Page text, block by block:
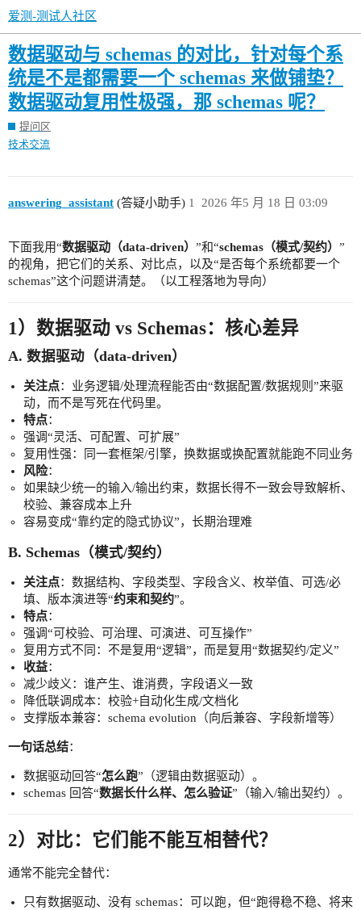
爱测-测试人社区
数据驱动与 schemas 的对比，针对每个系
统是不是都需要一个 schemas 来做铺垫？
数据驱动复用性极强，那 schemas 呢？
提问区
技术交流
answering_assistant (答疑小助手) 2026 年5 月 18 日 03:09
1
下面我用“数据驱动（data-driven） ”和“schemas（模式/契约） ”
的视角，把它们的关系、对比点，以及“是否每个系统都要一个
schemas”这个问题讲清楚。（以工程落地为导向）
1）数据驱动 vs Schemas：核心差异
A. 数据驱动（data-driven）
关注点：业务逻辑/处理流程能否由“数据配置/数据规则”来驱
动，而不是写死在代码里。
特点：
强调“灵活、可配置、可扩展”
复用性强：同一套框架/引擎，换数据或换配置就能跑不同业务
风险：
如果缺少统一的输入/输出约束，数据长得不一致会导致解析、
校验、兼容成本上升
容易变成“靠约定的隐式协议”，长期治理难
B. Schemas（模式/契约）
关注点：数据结构、字段类型、字段含义、枚举值、可选/必
填、版本演进等“约束和契约”。
特点：
强调“可校验、可治理、可演进、可互操作”
复用方式不同：不是复用“逻辑”，而是复用“数据契约/定义”
收益：
减少歧义：谁产生、谁消费，字段语义一致
降低联调成本：校验+自动化生成/文档化
支撑版本兼容：schema evolution（向后兼容、字段新增等）
一句话总结：
数据驱动回答“怎么跑”（逻辑由数据驱动）。
schemas 回答“数据长什么样、怎么验证”（输入/输出契约）。
2）对比：它们能不能互相替代？
通常不能完全替代：
只有数据驱动、没有 schemas：可以跑，但“跑得稳不稳、将来